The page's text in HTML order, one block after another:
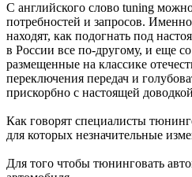
С английского слово tuning
потребностей и запросов.
находят, как подогнать под
в России все по-другому, и еще
размещенные на классике
переключения передач и
прискорбно с настоящей
Как говорят специалисты
для которых незначительные
Для того чтобы тюнинговать